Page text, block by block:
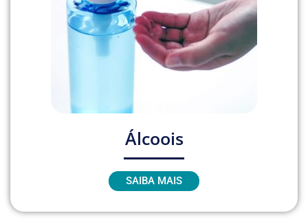
Álcoois
SAIBA MAIS